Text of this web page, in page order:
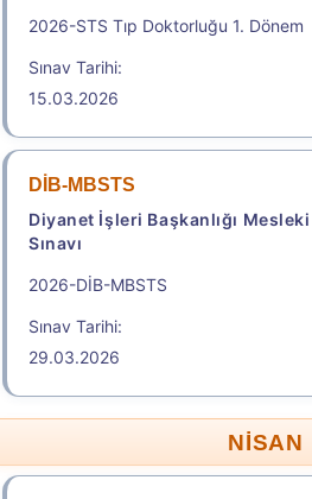
Sınav Tarihi: 15.08.2026
2026 Özel Yetenek Sınavı
.
Sonuç Tarihi:
2026-STS Tıp Doktorluğu 1. Dönem
Sınav Tarihi:
15.03.2026
DİB-MBSTS
Diyanet İşleri Başkanlığı
Sınavı
2026-DİB-MBSTS
Sınav Tarihi:
29.03.2026
NİSAN